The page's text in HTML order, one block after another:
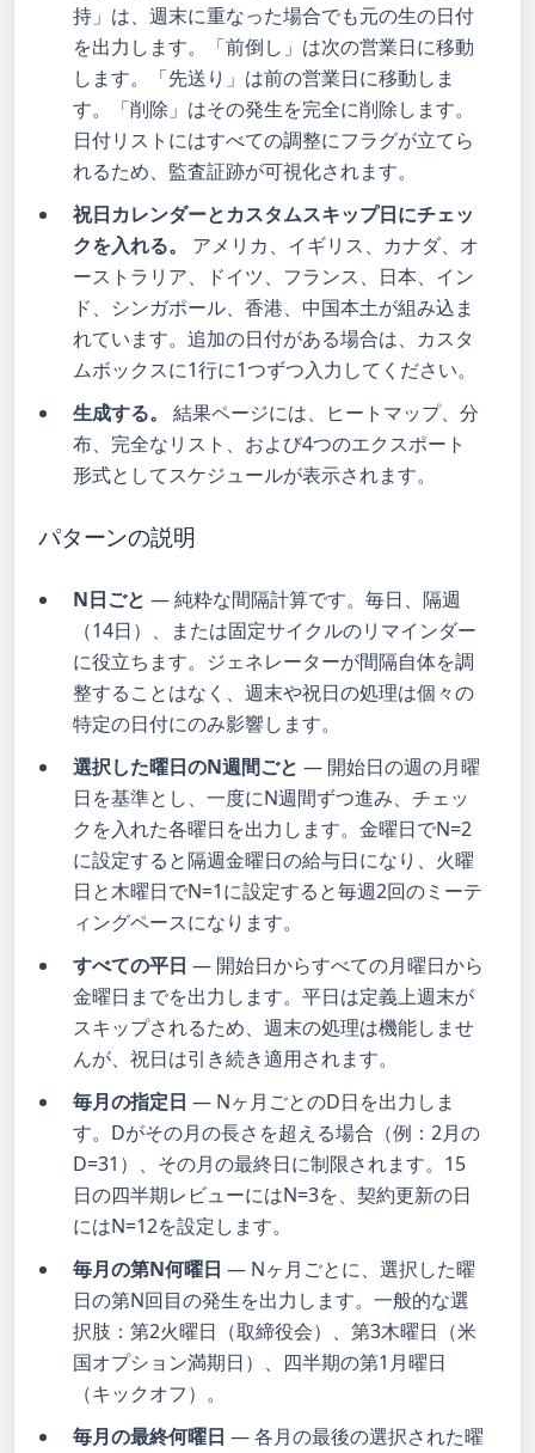
持」は、週末に重なった場合でも元の生の日付
を出力します。「前倒し」は次の営業日に移動
します。「先送り」は前の営業日に移動しま
す。「削除」はその発生を完全に削除します。
日付リストにはすべての調整にフラグが立てら
れるため、監査証跡が可視化されます。
祝日カレンダーとカスタムスキップ日にチェッ
クを入れる。
アメリカ、イギリス、カナダ、オ
ーストラリア、ドイツ、フランス、日本、イン
ド、シンガポール、香港、中国本土が組み込ま
れています。追加の日付がある場合は、カスタ
ムボックスに1行に1つずつ入力してください。
生成する。
結果ページには、ヒートマップ、分
布、完全なリスト、および4つのエクスポート
形式としてスケジュールが表示されます。
パターンの説明
N日ごと — 純粋な間隔計算です。毎日、隔週
（14日）、または固定サイクルのリマインダー
に役立ちます。ジェネレーターが間隔自体を調
整することはなく、週末や祝日の処理は個々の
特定の日付にのみ影響します。
選択した曜日のN週間ごと — 開始日の週の月曜
日を基準とし、一度にN週間ずつ進み、チェッ
クを入れた各曜日を出力します。金曜日でN=2
に設定すると隔週金曜日の給与日になり、火曜
日と木曜日でN=1に設定すると毎週2回のミーテ
ィングペースになります。
すべての平日 — 開始日からすべての月曜日から
金曜日までを出力します。平日は定義上週末が
スキップされるため、週末の処理は機能しませ
んが、祝日は引き続き適用されます。
毎月の指定日 — Nヶ月ごとのD日を出力しま
す。Dがその月の長さを超える場合（例：2月の
D=31）、その月の最終日に制限されます。15
日の四半期レビューにはN=3を、契約更新の日
にはN=12を設定します。
毎月の第N何曜日 — Nヶ月ごとに、選択した曜
日の第N回目の発生を出力します。一般的な選
択肢：第2火曜日（取締役会）、第3木曜日（米
国オプション満期日）、四半期の第1月曜日
（キックオフ）。
毎月の最終何曜日 — 各月の最後の選択された曜